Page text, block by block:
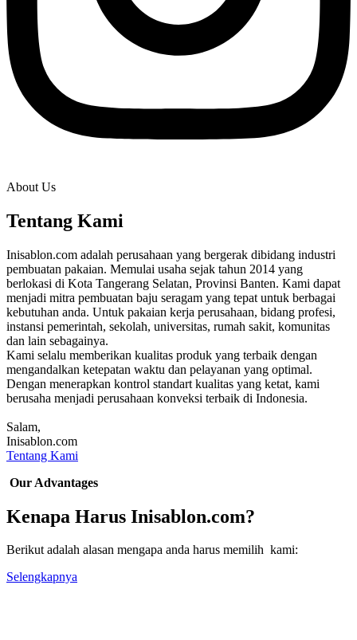
About Us
Tentang Kami
Inisablon.com adalah perusahaan yang bergerak dibidang industri
pembuatan pakaian. Memulai usaha sejak tahun 2014 yang
berlokasi di Kota Tangerang Selatan, Provinsi Banten. Kami dapat
menjadi mitra pembuatan baju seragam yang tepat untuk berbagai
kebutuhan anda. Untuk pakaian kerja perusahaan, bidang profesi,
instansi pemerintah, sekolah, universitas, rumah sakit, komunitas
dan lain sebagainya.
Kami selalu memberikan kualitas produk yang terbaik dengan
mengandalkan ketepatan waktu dan pelayanan yang optimal.
Dengan menerapkan kontrol standart kualitas yang ketat, kami
berusaha menjadi perusahaan konveksi terbaik di Indonesia.
Salam,
Inisablon.com
Tentang Kami
Our Advantages
Kenapa Harus Inisablon.com?
Berikut adalah alasan mengapa anda harus memilih kami:
Selengkapnya